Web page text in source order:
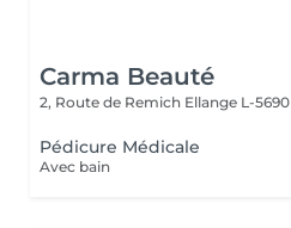
Carma Beauté
2, Route de Remich Ellange L-5690
Pédicure Médicale
Avec bain